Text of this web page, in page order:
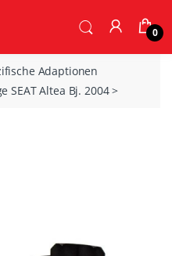
0
Adaptionen
SEAT Altea Bj. 2004 >